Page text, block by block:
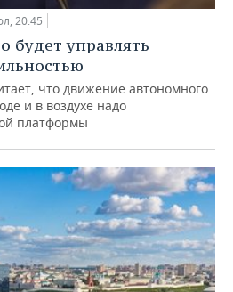
20:45
будет управлять
что движение автономного
и в воздухе надо
платформы